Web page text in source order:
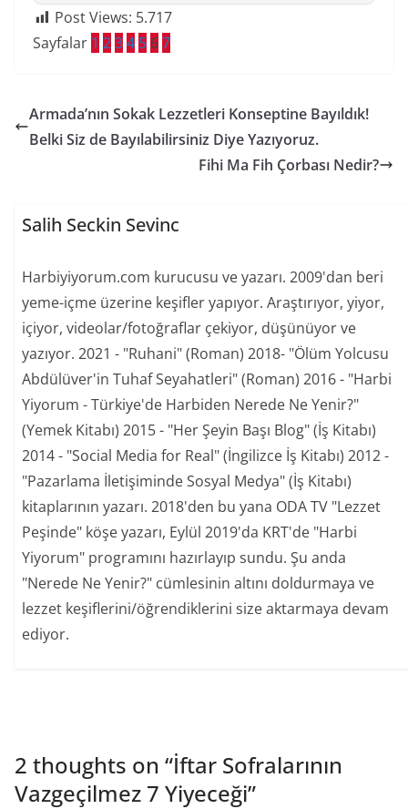
Post Views: 5.717
Sayfalar 1 234 5 67
Armada’nın Sokak Lezzetleri Konseptine Bayıldık!
Belki Siz de Bayılabilirsiniz Diye Yazıyoruz.
Fihi Ma Fih Çorbası Nedir?
Salih Seckin Sevinc
Harbiyiyorum.com kurucusu ve yazarı. 2009'dan beri
yeme-içme üzerine keşifler yapıyor. Araştırıyor, yiyor,
içiyor, videolar/fotoğraflar çekiyor, düşünüyor ve
yazıyor. 2021 - "Ruhani" (Roman) 2018- "Ölüm Yolcusu
Abdülüver'in Tuhaf Seyahatleri" (Roman) 2016 - "Harbi
Yiyorum - Türkiye'de Harbiden Nerede Ne Yenir?"
(Yemek Kitabı) 2015 - "Her Şeyin Başı Blog" (İş Kitabı)
2014 - "Social Media for Real" (İngilizce İş Kitabı) 2012 -
"Pazarlama İletişiminde Sosyal Medya" (İş Kitabı)
kitaplarının yazarı. 2018'den bu yana ODA TV "Lezzet
Peşinde" köşe yazarı, Eylül 2019'da KRT'de "Harbi
Yiyorum" programını hazırlayıp sundu. Şu anda
"Nerede Ne Yenir?" cümlesinin altını doldurmaya ve
lezzet keşiflerini/öğrendiklerini size aktarmaya devam
ediyor.
2 thoughts on “İftar Sofralarının
Vazgeçilmez 7 Yiyeceği”